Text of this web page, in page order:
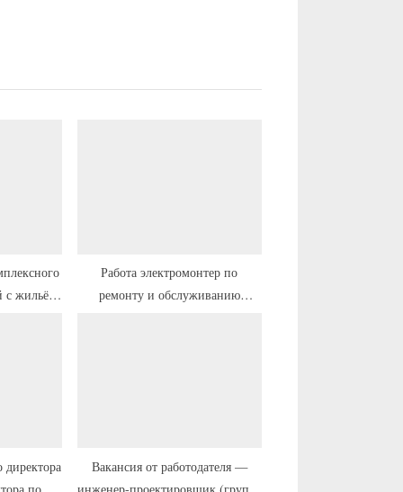
ю
и
с
с жильём
Работа электромонтер по
ремонту и обслуживанию
директора
по
Вакансия от работодателя —
инженер-проектировщик (группа